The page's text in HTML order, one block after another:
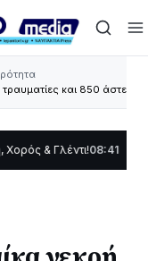
τραυματίες και 850
08:41 ΤΟ ΠΑΡΤΥ